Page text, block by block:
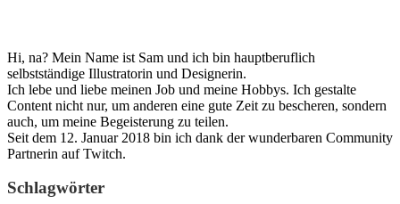
Hi, na? Mein Name ist Sam und ich bin hauptberuflich
selbstständige Illustratorin und Designerin.
Ich lebe und liebe meinen Job und meine Hobbys. Ich gestalte
Content nicht nur, um anderen eine gute Zeit zu bescheren, sondern
auch, um meine Begeisterung zu teilen.
Seit dem 12. Januar 2018 bin ich dank der wunderbaren Community
Partnerin auf Twitch.
Schlagwörter